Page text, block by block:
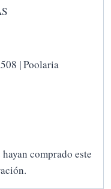
comprado este